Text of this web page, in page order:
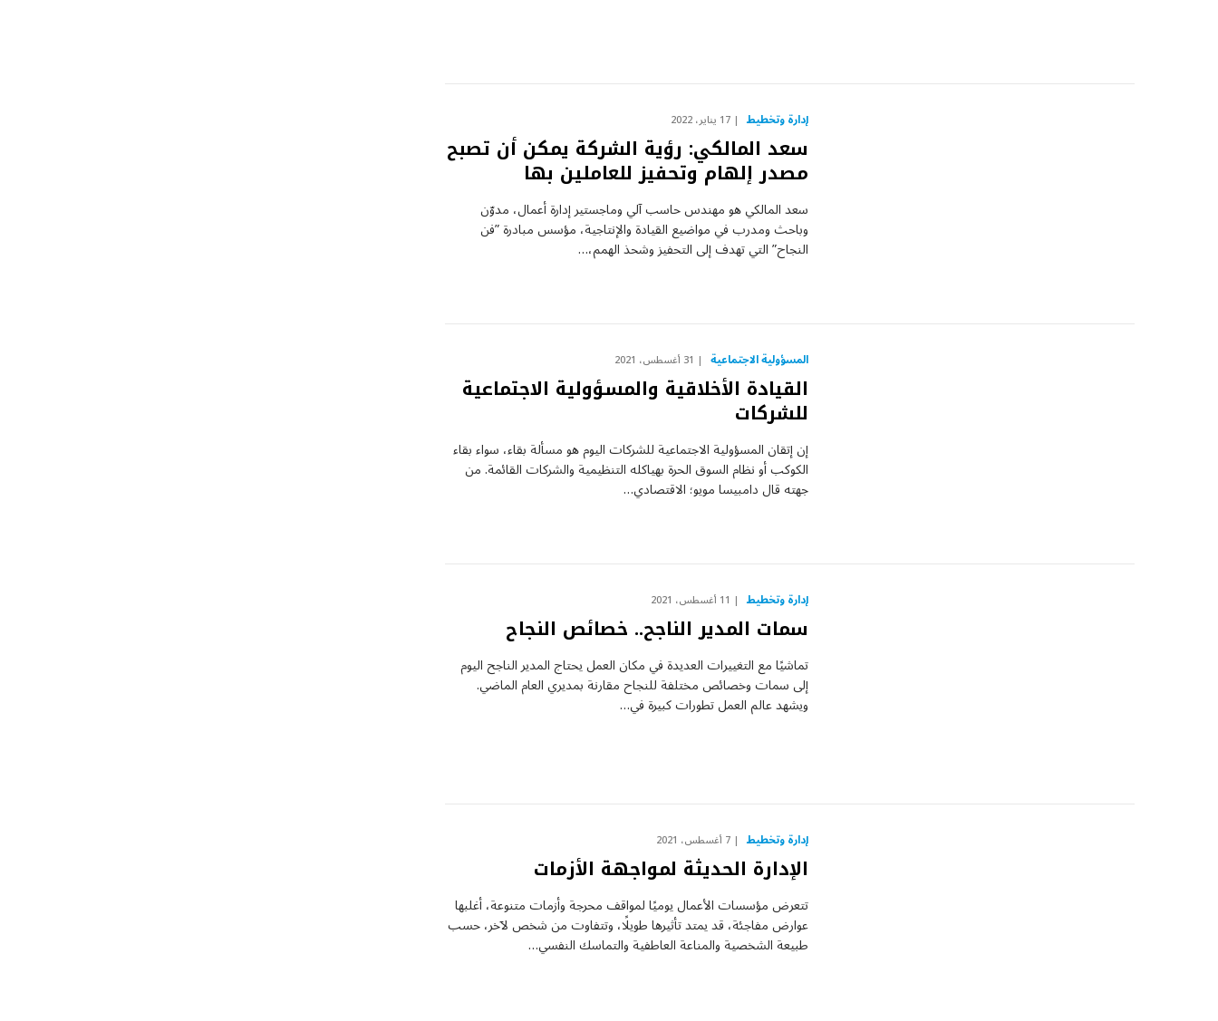
إدارة وتخطيط 17 يناير، 2022
سعد المالكي: رؤية الشركة يمكن أن تصبح
مصدر إلهام وتحفيز للعاملين بها
سعد المالكي هو مهندس حاسب آلي وماجستير إدارة أعمال، مدوّن
وباحث ومدرب في مواضيع القيادة والإنتاجية، مؤسس مبادرة ‏‏‏‏‏‏‏‏‏‏‏‏‏”فن
النجاح” التي تهدف إلى التحفيز وشحذ الهمم،…
المسؤولية الاجتماعية 31 أغسطس، 2021
القيادة الأخلاقية والمسؤولية الاجتماعية
للشركات
إن إتقان المسؤولية الاجتماعية للشركات اليوم هو مسألة بقاء، سواء بقاء
الكوكب أو نظام السوق الحرة بهياكله التنظيمية والشركات القائمة. من
جهته قال دامبيسا مويو؛ الاقتصادي…
إدارة وتخطيط 11 أغسطس، 2021
سمات المدير الناجح.. خصائص النجاح
تماشيًا مع التغييرات العديدة في مكان العمل يحتاج المدير الناجح اليوم
إلى سمات وخصائص مختلفة للنجاح مقارنة بمديري العام الماضي.
ويشهد عالم العمل تطورات كبيرة في…
إدارة وتخطيط 7 أغسطس، 2021
الإدارة الحديثة لمواجهة الأزمات
تتعرض مؤسسات الأعمال يوميًا لمواقف محرجة وأزمات متنوعة، أغلبها
عوارض مفاجئة، قد يمتد تأثيرها طويلًا، وتتفاوت من شخص لآخر، حسب
طبيعة الشخصية والمناعة العاطفية والتماسك النفسي…